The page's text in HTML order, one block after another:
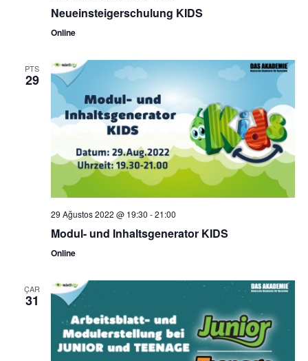
Neueinsteigerschulung KIDS
Online
PTS
29
29 Ağustos 2022 @ 19:30 -21:00
Modul- und Inhaltsgenerator KIDS
Online
ÇAR
31